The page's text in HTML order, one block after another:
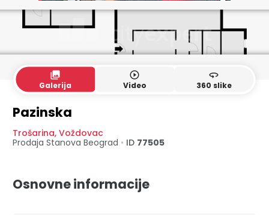
collections
Galerija
play_circle_outline
Video
360
360 slike
Pazinska
Trošarina, Voždovac
Prodaja Stanova Beograd • ID 77505
Osnovne informacije